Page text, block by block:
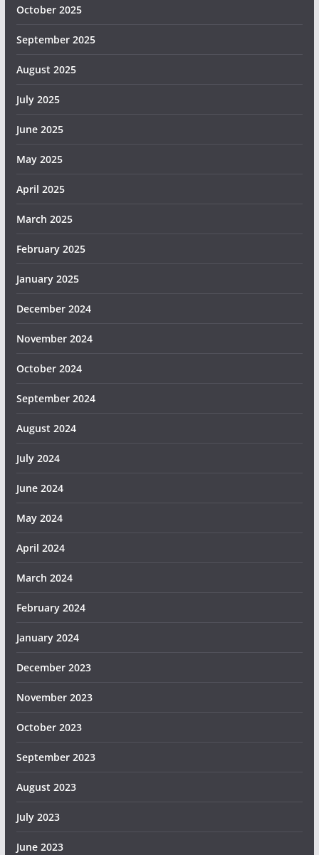
October 2025
September 2025
August 2025
July 2025
June 2025
May 2025
April 2025
March 2025
February 2025
January 2025
December 2024
November 2024
October 2024
September 2024
August 2024
July 2024
June 2024
May 2024
April 2024
March 2024
February 2024
January 2024
December 2023
November 2023
October 2023
September 2023
August 2023
July 2023
June 2023